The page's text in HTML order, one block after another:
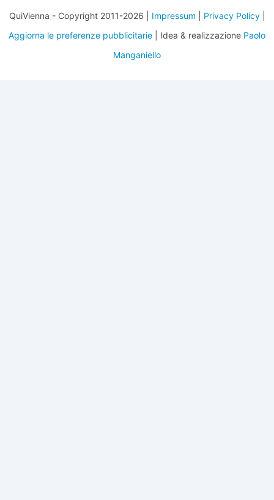
QuiVienna - Copyright 2011-2026 | Impressum Privacy Policy|
Aggiorna le preferenze pubblicitarie | Idea & realizzazione Paolo
Manganiello